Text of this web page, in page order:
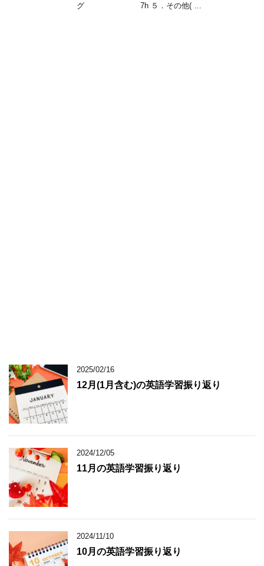
グ 7h ５．その他( …
2025/02/16
12月(1月含む)の英語学習振り返り
2024/12/05
11月の英語学習振り返り
2024/11/10
10月の英語学習振り返り